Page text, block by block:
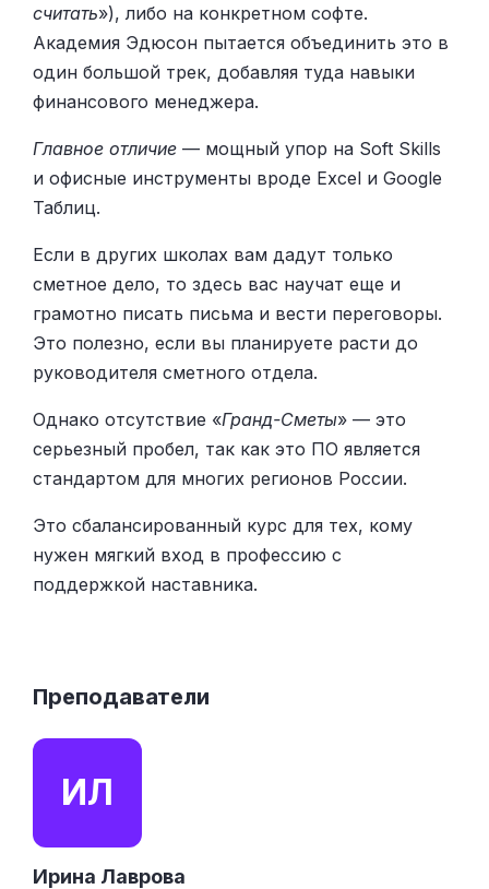
считать»), либо на конкретном софте.
Академия Эдюсон пытается объединить это в
один большой трек, добавляя туда навыки
финансового менеджера.
Главное отличие — мощный упор на Soft Skills
и офисные инструменты вроде Excel и Google
Таблиц.
Если в других школах вам дадут только
сметное дело, то здесь вас научат еще и
грамотно писать письма и вести переговоры.
Это полезно, если вы планируете расти до
руководителя сметного отдела.
Однако отсутствие «Гранд-Сметы» — это
серьезный пробел, так как это ПО является
стандартом для многих регионов России.
Это сбалансированный курс для тех, кому
нужен мягкий вход в профессию с
поддержкой наставника.
Преподаватели
ИЛ
Ирина Лаврова